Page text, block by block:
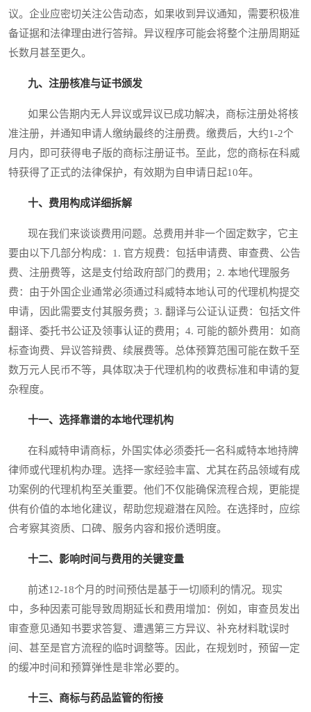
议。企业应密切关注公告动态，如果收到异议通知，需要积极准
备证据和法律理由进行答辩。异议程序可能会将整个注册周期延
长数月甚至更久。
九、注册核准与证书颁发
如果公告期内无人异议或异议已成功解决，商标注册处将核
准注册，并通知申请人缴纳最终的注册费。缴费后，大约1-2个
月内，即可获得电子版的商标注册证书。至此，您的商标在科威
特获得了正式的法律保护，有效期为自申请日起10年。
十、费用构成详细拆解
现在我们来谈谈费用问题。总费用并非一个固定数字，它主
要由以下几部分构成：1. 官方规费：包括申请费、审查费、公告
费、注册费等，这是支付给政府部门的费用；2. 本地代理服务
费：由于外国企业通常必须通过科威特本地认可的代理机构提交
申请，因此需要支付其服务费；3. 翻译与公证认证费：包括文件
翻译、委托书公证及领事认证的费用；4. 可能的额外费用：如商
标查询费、异议答辩费、续展费等。总体预算范围可能在数千至
数万元人民币不等，具体取决于代理机构的收费标准和申请的复
杂程度。
十一、选择靠谱的本地代理机构
在科威特申请商标，外国实体必须委托一名科威特本地持牌
律师或代理机构办理。选择一家经验丰富、尤其在药品领域有成
功案例的代理机构至关重要。他们不仅能确保流程合规，更能提
供有价值的本地化建议，帮助您规避潜在风险。在选择时，应综
合考察其资质、口碑、服务内容和报价透明度。
十二、影响时间与费用的关键变量
前述12-18个月的时间预估是基于一切顺利的情况。现实
中，多种因素可能导致周期延长和费用增加：例如，审查员发出
审查意见通知书要求答复、遭遇第三方异议、补充材料耽误时
间、甚至是官方流程的临时调整等。因此，在规划时，预留一定
的缓冲时间和预算弹性是非常必要的。
十三、商标与药品监管的衔接